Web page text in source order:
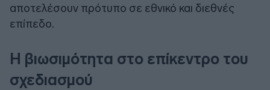
αποτελέσουν πρότυπο σε εθνικό και διεθνές
επίπεδο.
Η βιωσιμότητα στο επίκεντρο του
σχεδιασμού